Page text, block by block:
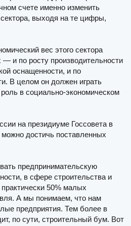
счете именно изменить
выходя на те цифры,
вес этого сектора
и по росту производительности
оснащенности, и по
В целом он должен играть
в социально-экономическом
на президиуме Госсовета в
достичь поставленных
предпринимательскую
в сфере строительства и
50% малых
А мы понимаем, что нам
предприятия. Тем более в
по сути, строительный бум. Вот